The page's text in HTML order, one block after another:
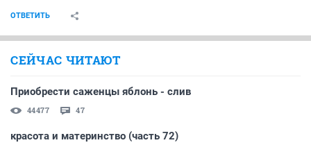
ОТВЕТИТЬ
СЕЙЧАС ЧИТАЮТ
Приобрести саженцы яблонь - слив
44477 47
красота и материнство (часть 72)